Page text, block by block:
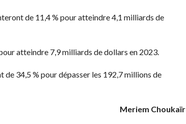
de 11,4 % pour atteindre 4,1 milliards de
atteindre 7,9 milliards de dollars en 2023.
de 34,5 % pour dépasser les 192,7 millions de
Meriem Choukaïr